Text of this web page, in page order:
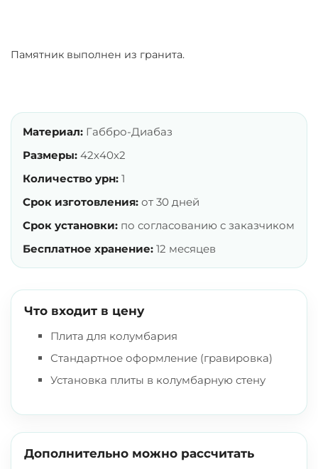
Памятник выполнен из гранита.
Материал: Габбро-Диабаз
Размеры: 42х40х2
Количество урн: 1
Срок изготовления: от 30 дней
Срок установки: по согласованию с заказчиком
Бесплатное хранение: 12 месяцев
Что входит в цену
Плита для колумбария
Стандартное оформление (гравировка)
Установка плиты в колумбарную стену
Дополнительно можно рассчитать